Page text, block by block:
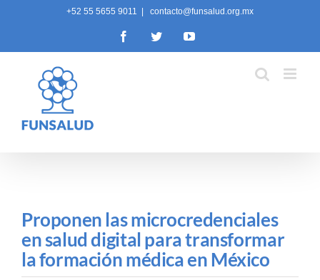
+52 55 5655 9011 contacto@funsalud.org.mx
FacebookTwitterYouTube
Proponen las microcredenciales
en salud digital para transformar
la formación médica en México